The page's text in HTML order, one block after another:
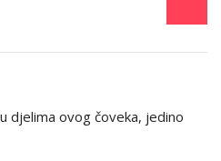
djelima ovog čoveka, jedino